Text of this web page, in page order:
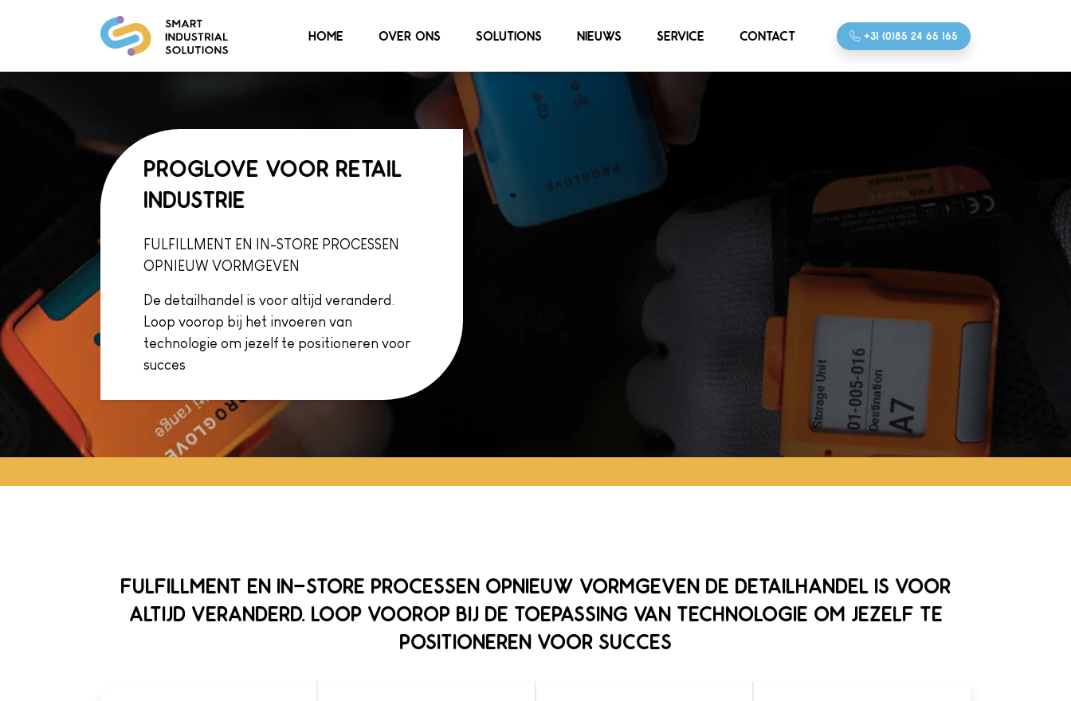
HOME OVER ONS SOLUTIONS NIEUWS SERVICE CONTACT +31 (0)85 24 65 165
PROGLOVE VOOR RETAIL
INDUSTRIE
FULFILLMENT EN IN-STORE PROCESSEN
OPNIEUW VORMGEVEN
De detailhandel is voor altijd veranderd.
Loop voorop bij het invoeren van
technologie om jezelf te positioneren voor
succes
FULFILLMENT EN IN-STORE PROCESSEN OPNIEUW VORMGEVEN DE DETAILHANDEL IS VOOR
ALTIJD VERANDERD. LOOP VOOROP BIJ DE TOEPASSING VAN TECHNOLOGIE OM JEZELF TE
POSITIONEREN VOOR SUCCES